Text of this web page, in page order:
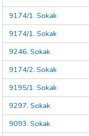
9174/1. Sokak
9174/1. Sokak
9246. Sokak
9174/2. Sokak
9195/1. Sokak
9297. Sokak
9093. Sokak